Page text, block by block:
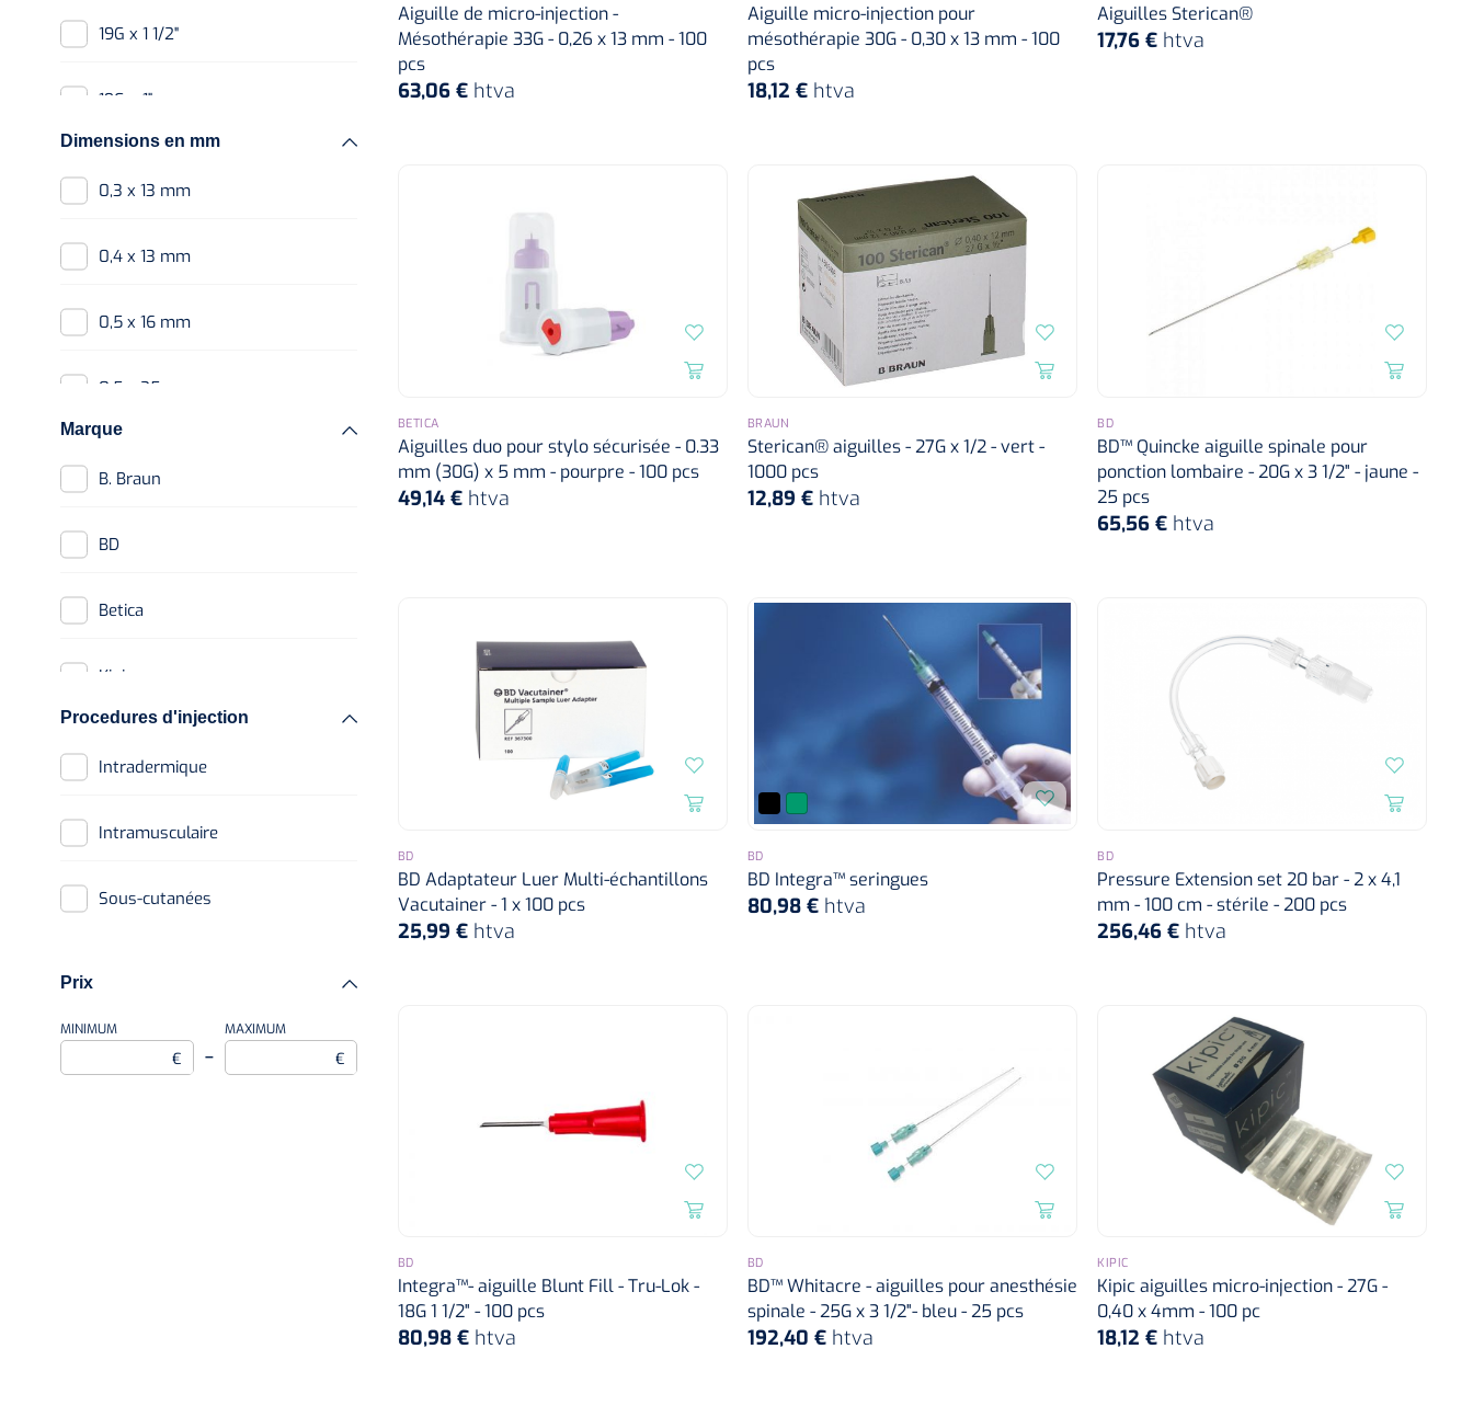
19G x 1 1/2"
19G x 1"
20G x 3 1/2"
21G x 5/8"
22G x 1 1/2"
22G x 1 1/4"
23G x 1 1/2"
Dimensions en mm
0,3 x 13 mm
0,4 x 13 mm
0,5 x 16 mm
0,5 x 25 mm
0,7 x 30 mm
0,8 x 16 mm
0,8 x 40 mm
Marque
B. Braun
BD
Betica
Kipic
Procedures d'injection
Intradermique
Intramusculaire
Sous-cutanées
Prix
MINIMUM
€ –
MAXIMUM
€
Aiguille de micro-injection -
Mésothérapie 33G - 0,26 x 13 mm - 100
pcs
63,06 € htva
Aiguille micro-injection pour
mésothérapie 30G - 0,30 x 13 mm - 100
pcs
18,12 € htva
Aiguilles Sterican®
17,76 € htva
BETICA
Aiguilles duo pour stylo sécurisée - 0.33
mm (30G) x 5 mm - pourpre - 100 pcs
49,14 € htva
BRAUN
Sterican® aiguilles - 27G x 1/2 - vert -
1000 pcs
12,89 € htva
BD
BD™ Quincke aiguille spinale pour
ponction lombaire - 20G x 3 1/2" - jaune -
25 pcs
65,56 € htva
BD
BD Adaptateur Luer Multi-échantillons
Vacutainer - 1 x 100 pcs
25,99 € htva
BD
BD Integra™ seringues
80,98 € htva
BD
Pressure Extension set 20 bar - 2 x 4,1
mm - 100 cm - stérile - 200 pcs
256,46 € htva
BD
Integra™- aiguille Blunt Fill - Tru-Lok -
18G 1 1/2" - 100 pcs
80,98 € htva
BD
BD™ Whitacre - aiguilles pour anesthésie
spinale - 25G x 3 1/2"- bleu - 25 pcs
192,40 € htva
KIPIC
Kipic aiguilles micro-injection - 27G -
0,40 x 4mm - 100 pc
18,12 € htva